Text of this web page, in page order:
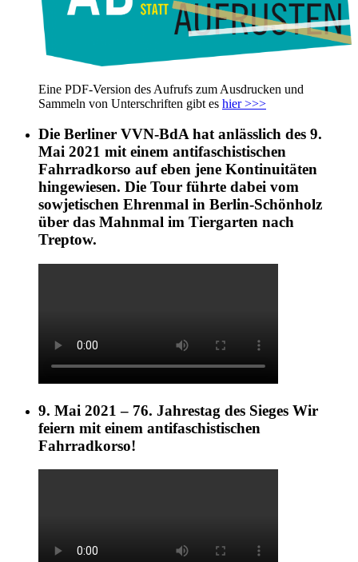
Eine PDF-Version des Aufrufs zum Ausdrucken und
Sammeln von Unterschriften gibt es hier >>>
Die Berliner VVN-BdA hat anlässlich des 9.
Mai 2021 mit einem antifaschistischen
Fahrradkorso auf eben jene Kontinuitäten
hingewiesen. Die Tour führte dabei vom
sowjetischen Ehrenmal in Berlin-Schönholz
über das Mahnmal im Tiergarten nach
Treptow.
9. Mai 2021 – 76. Jahrestag des Sieges Wir
feiern mit einem antifaschistischen
Fahrradkorso!